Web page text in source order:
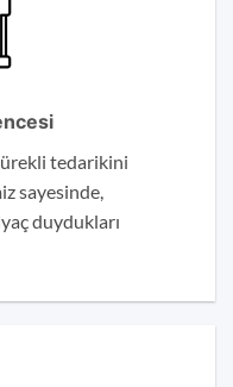
tedarikini
sayesinde,
duydukları